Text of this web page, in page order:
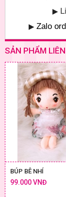
▶
▶ Zalo
SẢN PHẨM
BÚP BÊ NHÍ
99.000 VNĐ